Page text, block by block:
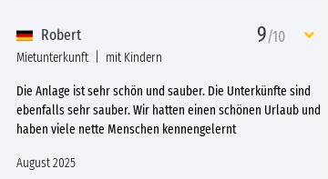
Robert 9/10
Mietunterkunft mit Kindern
Die Anlage ist sehr schön und sauber. Die Unterkünfte sind
ebenfalls sehr sauber. Wir hatten einen schönen Urlaub und
haben viele nette Menschen kennengelernt
August 2025